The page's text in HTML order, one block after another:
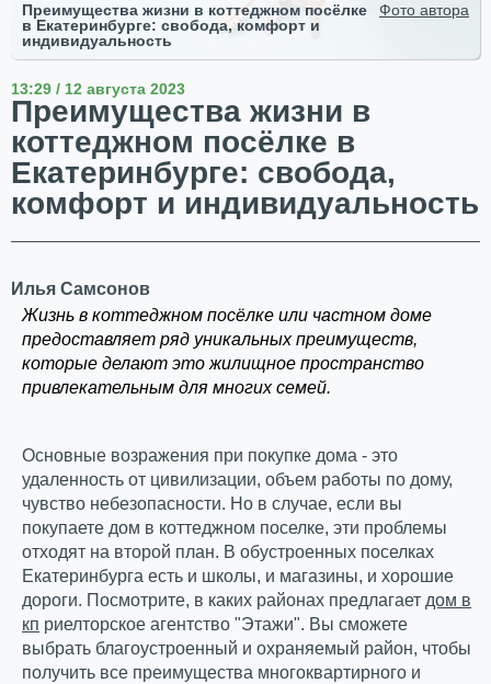
Фото автора
Преимущества жизни в коттеджном посёлке
в Екатеринбурге: свобода, комфорт и
индивидуальность
13:29 / 12 августа 2023
Преимущества жизни в
коттеджном посёлке в
Екатеринбурге: свобода,
комфорт и индивидуальность
Илья Самсонов
Жизнь в коттеджном посёлке или частном доме
предоставляет ряд уникальных преимуществ,
которые делают это жилищное пространство
привлекательным для многих семей.
Основные возражения при покупке дома - это
удаленность от цивилизации, объем работы по дому,
чувство небезопасности. Но в случае, если вы
покупаете дом в коттеджном поселке, эти проблемы
отходят на второй план. В обустроенных поселках
Екатеринбурга есть и школы, и магазины, и хорошие
дороги. Посмотрите, в каких районах предлагает дом в
кп риелторское агентство "Этажи". Вы сможете
выбрать благоустроенный и охраняемый район, чтобы
получить все преимущества многоквартирного и